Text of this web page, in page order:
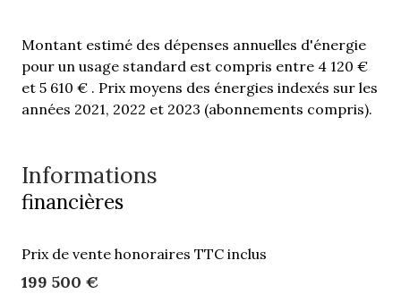
Montant estimé des dépenses annuelles d'énergie
pour un usage standard est compris entre 4 120 €
et 5 610 € . Prix moyens des énergies indexés sur les
années 2021, 2022 et 2023 (abonnements compris).
Informations
financières
Prix de vente honoraires TTC inclus
199 500 €